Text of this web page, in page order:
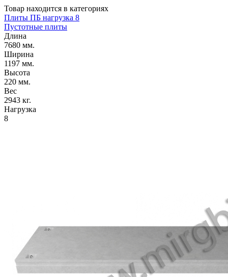
Товар находится в категориях
Плиты ПБ нагрузка 8
Пустотные плиты
Длина
7680 мм.
Ширина
1197 мм.
Высота
220 мм.
Вес
2943 кг.
Нагрузка
8